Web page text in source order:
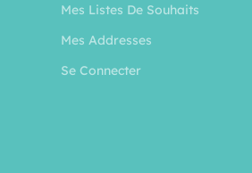
Mes Listes De Souhaits
Mes Addresses
Se Connecter